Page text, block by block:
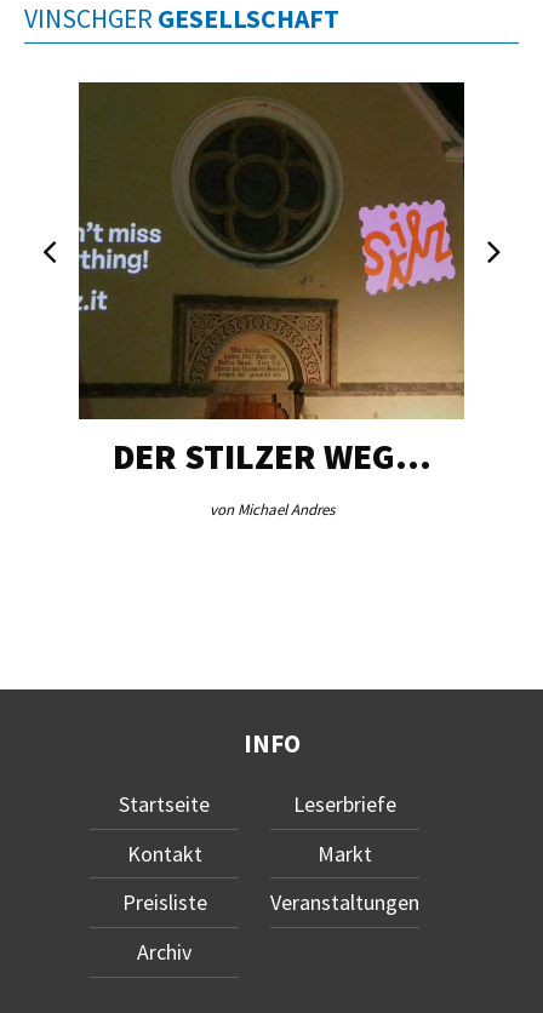
VINSCHGER GESELLSCHAFT
DER STILZER WEG…
von Michael Andres
INFO
Startseite
Kontakt
Preisliste
Archiv
Leserbriefe
Markt
Veranstaltungen